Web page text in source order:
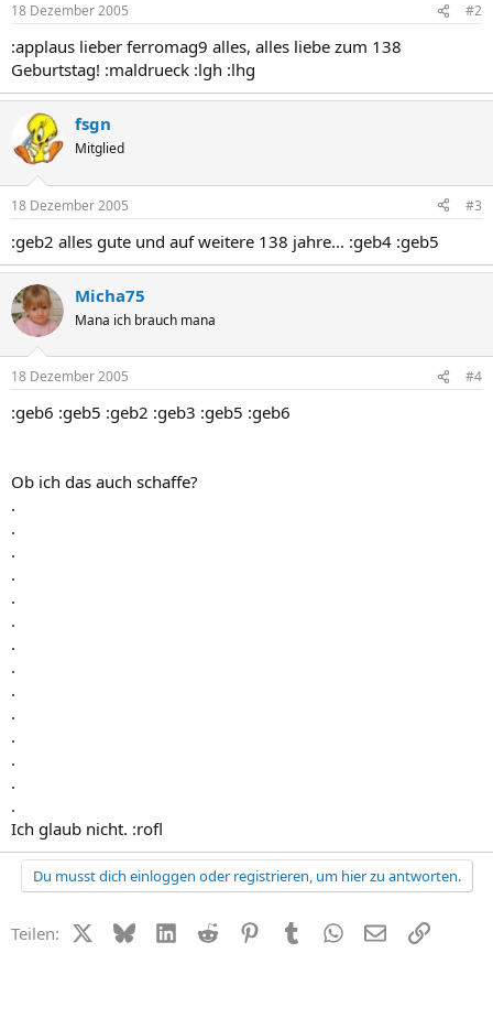
18 Dezember 2005 #2
:applaus lieber ferromag9 alles, alles liebe zum 138
Geburtstag! :maldrueck :lgh :lhg
fsgn
Mitglied
18 Dezember 2005 #3
:geb2 alles gute und auf weitere 138 jahre... :geb4 :geb5
Micha75
Mana ich brauch mana
18 Dezember 2005 #4
:geb6 :geb5 :geb2 :geb3 :geb5 :geb6
Ob ich das auch schaffe?
.
.
.
.
.
.
.
.
.
.
.
.
.
.
Ich glaub nicht. :rofl
Du musst dich einloggen oder registrieren, um hier zu antworten.
Teilen: X (Twitter)
BlueskyLinkedIn
Reddit PinterestTumblr WhatsApp
E-MailLink